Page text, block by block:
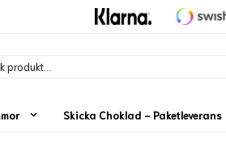
Skicka Choklad - Paketleverans